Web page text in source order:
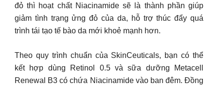
đỏ thì hoạt chất Niacinamide sẽ là thành phần giúp
giảm tình trạng ửng đỏ của da, hỗ trợ thúc đẩy quá
trình tái tạo tế bào da mới khoẻ mạnh hơn.
Theo quy trình chuẩn của SkinCeuticals, bạn có thể
kết hợp dùng Retinol 0.5 và sữa dưỡng Metacell
Renewal B3 có chứa Niacinamide vào ban đêm. Đồng